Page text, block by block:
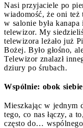
Nasi przyjaciele po
wiadomość, że oni
w salonie była
telewizor. My
telewizora leżało już
Bożej. Było głośno,
Telewizor znalazł
dziury po śrubach.
Wspólnie: obok
Mieszkając w jednym
tego, co nas łączy, a
często do…